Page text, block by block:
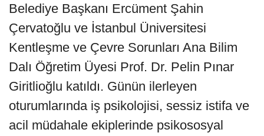
Belediye Başkanı Ercüment Şahin
Çervatoğlu ve İstanbul Üniversitesi
Kentleşme ve Çevre Sorunları Ana Bilim
Dalı Öğretim Üyesi Prof. Dr. Pelin Pınar
Giritlioğlu katıldı. Günün ilerleyen
oturumlarında iş psikolojisi, sessiz istifa ve
acil müdahale ekiplerinde psikososyal